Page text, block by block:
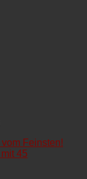
Feinsten!
45